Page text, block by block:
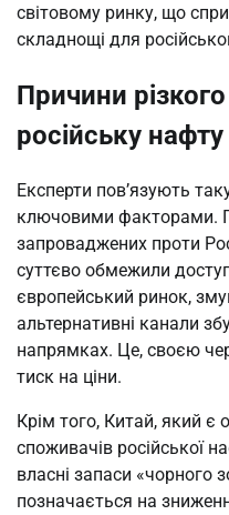
світовому ринку, що
складнощі для
Причини
російську
Експерти пов’язують
ключовими факторами.
запроваджених проти
суттєво обмежили
європейський ринок,
альтернативні канали
напрямках. Це, своєю
тиск на ціни.
Крім того, Китай, який є
споживачів російської
власні запаси «чорного
позначається на